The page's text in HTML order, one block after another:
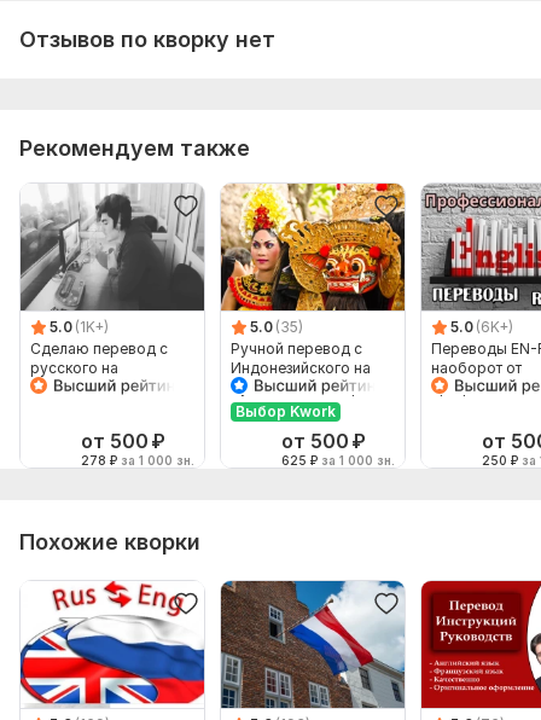
Отзывов по кворку нет
Рекомендуем также
5.0 (1K+)
Сделаю перевод с
русского на
английский и
от 500 ₽
278 ₽ за 1 000 зн.
5.0 (35)
Ручной перевод с
Индонезийского на
Русский и наоборот
Выбор Kwork
от 500 ₽
625 ₽ за 1 000 зн.
5.0 (6K+)
Переводы EN-
наоборот от
от
250 ₽ за
Похожие кворки